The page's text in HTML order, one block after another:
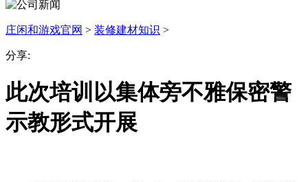
庄闲和游戏官网 > 装修建材知识 >
分享:
此次培训以集体旁不雅保密警
示教形式开展